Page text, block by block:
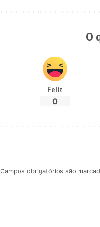
O
Feliz
0
Campos obrigatórios são